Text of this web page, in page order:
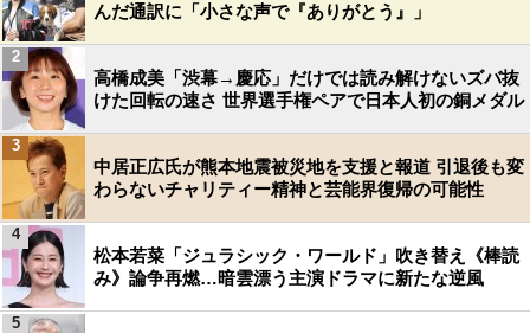
んだ通訳に「小さな声で『ありがとう』」
高橋成美「渋幕→慶応」だけでは読み解けないズバ抜
けた回転の速さ 世界選手権ペアで日本人初の銅メダル
2
中居正広氏が熊本地震被災地を支援と報道 引退後も変
わらないチャリティー精神と芸能界復帰の可能性
3
松本若菜「ジュラシック・ワールド」吹き替え《棒読
み》論争再燃…暗雲漂う主演ドラマに新たな逆風
4
5